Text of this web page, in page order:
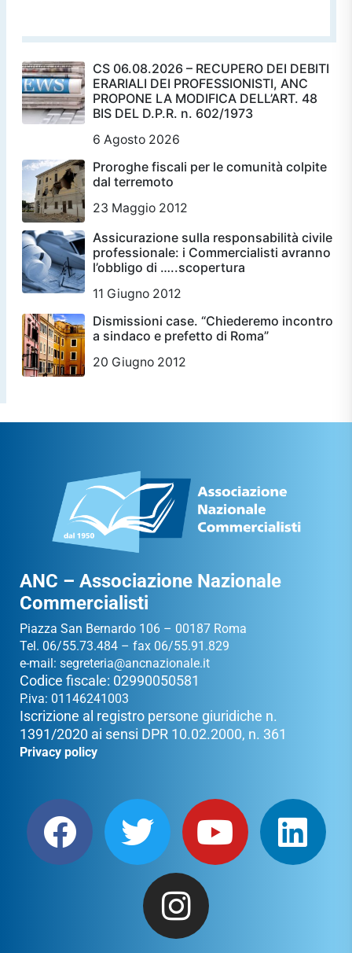
CS 06.08.2026 – RECUPERO DEI DEBITI
ERARIALI DEI PROFESSIONISTI, ANC
PROPONE LA MODIFICA DELL’ART. 48
BIS DEL D.P.R. n. 602/1973
6 Agosto 2026
Proroghe fiscali per le comunità colpite
dal terremoto
23 Maggio 2012
Assicurazione sulla responsabilità civile
professionale: i Commercialisti avranno
l’obbligo di …..scopertura
11 Giugno 2012
Dismissioni case. “Chiederemo incontro
a sindaco e prefetto di Roma”
20 Giugno 2012
ANC – Associazione Nazionale
Commercialisti
Piazza San Bernardo 106 – 00187 Roma
Tel. 06/55.73.484 – fax 06/55.91.829
e-mail: segreteria@ancnazionale.it
Codice fiscale: 02990050581
P.iva: 01146241003
Iscrizione al registro persone giuridiche n.
1391/2020 ai sensi DPR 10.02.2000, n. 361
Privacy policy